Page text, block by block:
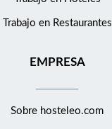
Trabajo en Restaurantes
EMPRESA
Sobre hosteleo.com